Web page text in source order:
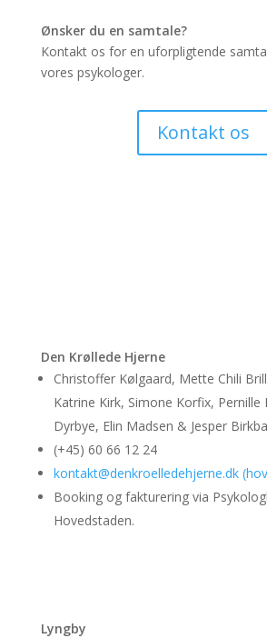
Ønsker du en samtale?
Kontakt os for en uforpligtende
vores psykologer.
Kontakt os
Den Krøllede Hjerne
Christoffer Kølgaard, Mette Chili
Katrine Kirk, Simone Korfix, Pernille
Dyrbye, Elin Madsen & Jesper
(+45) 60 66 12 24
kontakt@denkroelledehjerne.dk
Booking og fakturering via
Hovedstaden.
Lyngby